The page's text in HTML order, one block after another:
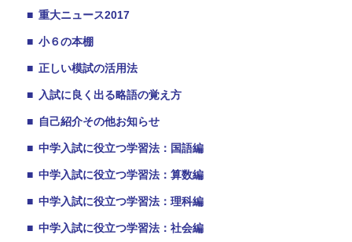
■ 重大ニュース2017
■ 小６の本棚
■ 正しい模試の活用法
■ 入試に良く出る略語の覚え方
■ 自己紹介その他お知らせ
■ 中学入試に役立つ学習法：国語編
■ 中学入試に役立つ学習法：算数編
■ 中学入試に役立つ学習法：理科編
■ 中学入試に役立つ学習法：社会編